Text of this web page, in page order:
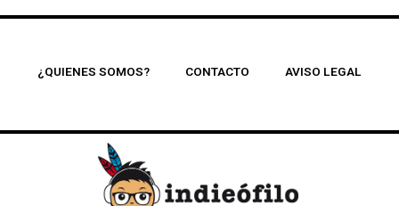
¿QUIENES SOMOS? CONTACTO AVISO LEGAL